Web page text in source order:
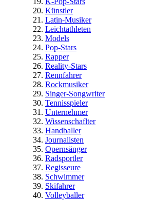
Künstler
Latin-Musiker
Leichtathleten
Models
Pop-Stars
Rapper
Reality-Stars
Rennfahrer
Rockmusiker
Singer-Songwriter
Tennisspieler
Unternehmer
Wissenschaflter
Handballer
Journalisten
Opernsänger
Radsportler
Regisseure
Schwimmer
Skifahrer
Volleyballer